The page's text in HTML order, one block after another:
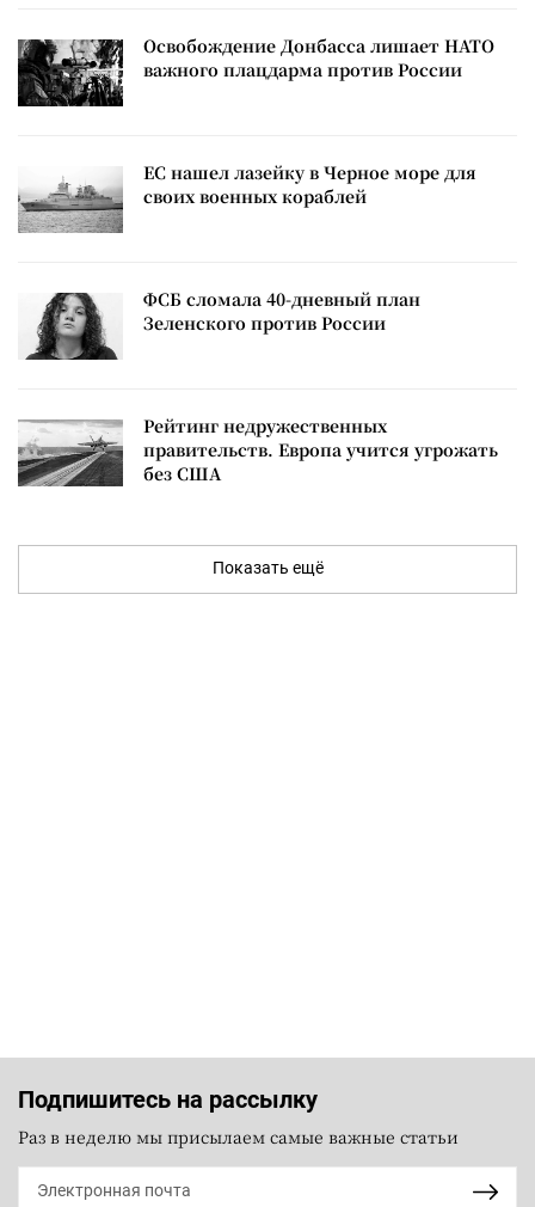
Освобождение Донбасса лишает НАТО
важного плацдарма против России
ЕС нашел лазейку в Черное море для
своих военных кораблей
ФСБ сломала 40-дневный план
Зеленского против России
Рейтинг недружественных
правительств. Европа учится угрожать
без США
Показать ещё
Подпишитесь на рассылку
Раз в неделю мы присылаем самые важные статьи